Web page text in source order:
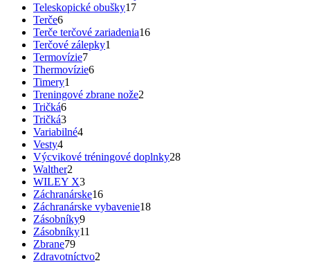
Teleskopické obušky17
Terče6
Terče terčové zariadenia16
Terčové zálepky1
Termovízie7
Thermovízie6
Timery1
Treningové zbrane nože2
Tričká6
Tričká3
Variabilné4
Vesty4
Výcvikové tréningové doplnky28
Walther2
WILEY X3
Záchranárske16
Záchranárske vybavenie18
Zásobníky9
Zásobníky11
Zbrane79
Zdravotníctvo2